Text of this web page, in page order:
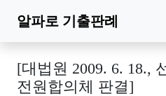
알파로 기출판례
[대법원 2009. 6. 18.,
전원합의체 판결]